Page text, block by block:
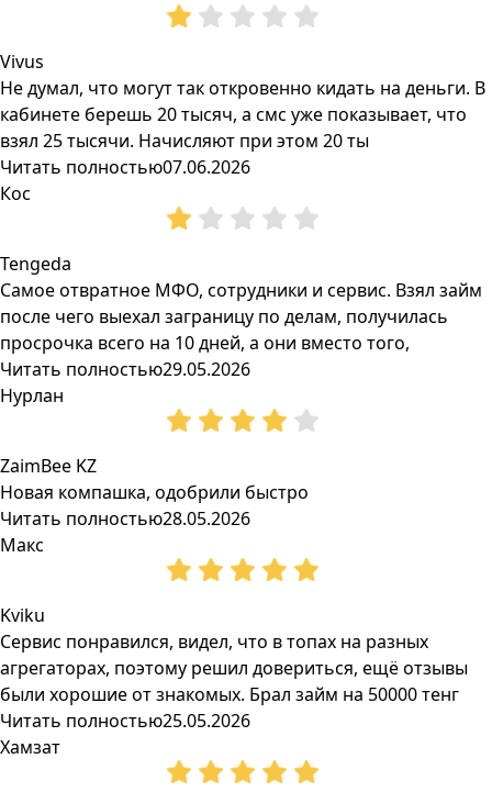
Vivus
Не думал, что могут так откровенно кидать на деньги. В
кабинете берешь 20 тысяч, а смс уже показывает, что
взял 25 тысячи. Начисляют при этом 20 ты
Читать полностью07.06.2026
Кос
Tengeda
Самое отвратное МФО, сотрудники и сервис. Взял займ
после чего выехал заграницу по делам, получилась
просрочка всего на 10 дней, а они вместо того,
Читать полностью29.05.2026
Нурлан
ZaimBee KZ
Новая компашка, одобрили быстро
Читать полностью28.05.2026
Макс
Kviku
Сервис понравился, видел, что в топах на разных
агрегаторах, поэтому решил довериться, ещё отзывы
были хорошие от знакомых. Брал займ на 50000 тенг
Читать полностью25.05.2026
Хамзат